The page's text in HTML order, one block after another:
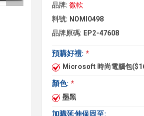
品牌: 微軟
料號: NOMI0498
品牌原碼: EP2-47608
預購好禮: *
Microsoft 時尚電腦包
顏色: *
墨黑
加購延伸保固至: